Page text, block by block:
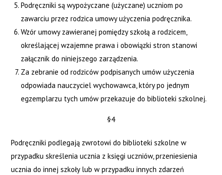
Podręczniki są wypożyczane (użyczane) uczniom po
zawarciu przez rodzica umowy użyczenia podręcznika.
Wzór umowy zawieranej pomiędzy szkołą a rodzicem,
określającej wzajemne prawa i obowiązki stron stanowi
załącznik do niniejszego zarządzenia.
Za zebranie od rodziców podpisanych umów użyczenia
odpowiada nauczyciel wychowawca, który po jednym
egzemplarzu tych umów przekazuje do biblioteki szkolnej.
§4
Podręczniki podlegają zwrotowi do biblioteki szkolne w
przypadku skreślenia ucznia z księgi uczniów, przeniesienia
ucznia do innej szkoły lub w przypadku innych zdarzeń